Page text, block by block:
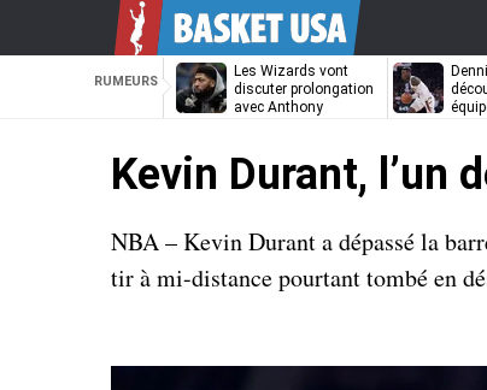
RUMEURS
Les Wizards vont
discuter prolongation
avec Anthony
Kevin Durant, l’un
NBA – Kevin Durant a dépassé la
tir à mi-distance pourtant tombé en